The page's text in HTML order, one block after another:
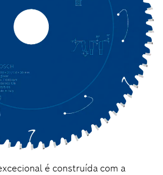
é construída com a